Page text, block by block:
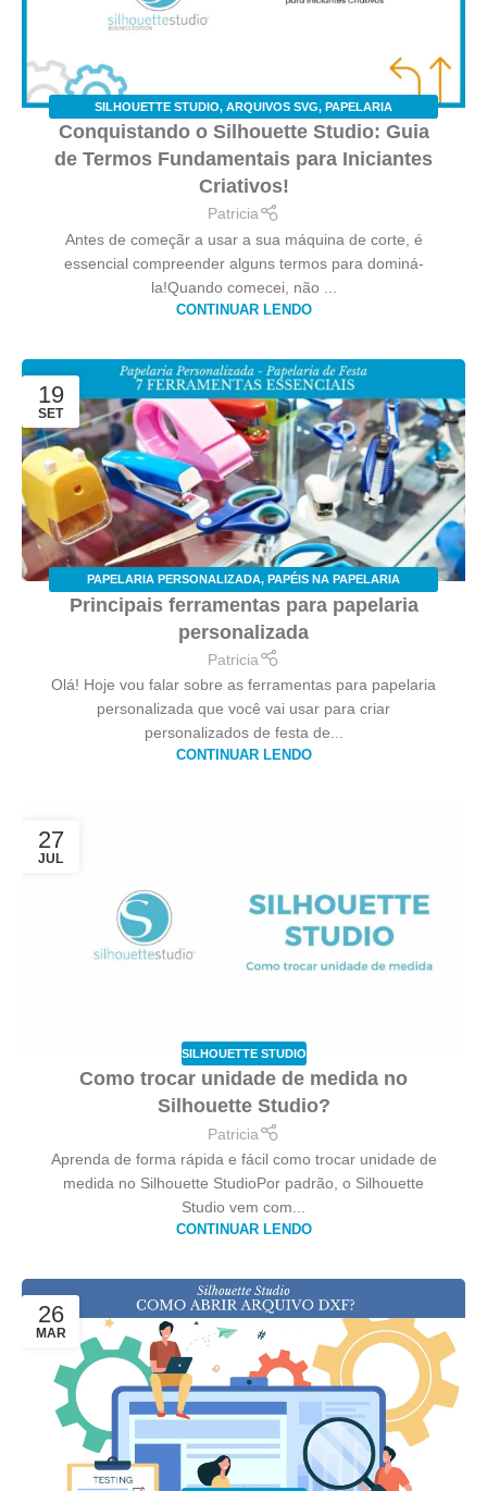
SILHOUETTE STUDIO, ARQUIVOS SVG, PAPELARIA
PERSONALIZADA
Conquistando o Silhouette Studio: Guia
de Termos Fundamentais para Iniciantes
Criativos!
Patricia
Antes de começãr a usar a sua máquina de corte, é
essencial compreender alguns termos para dominá-
la!Quando comecei, não ...
CONTINUAR LENDO
19
SET
PAPELARIA PERSONALIZADA, PAPÉIS NA PAPELARIA
PERSONALIZADA,SILHOUETTE STUDIO
Principais ferramentas para papelaria
personalizada
Patricia
Olá! Hoje vou falar sobre as ferramentas para papelaria
personalizada que você vai usar para criar
personalizados de festa de...
CONTINUAR LENDO
27
JUL
SILHOUETTE STUDIO
Como trocar unidade de medida no
Silhouette Studio?
Patricia
Aprenda de forma rápida e fácil como trocar unidade de
medida no Silhouette StudioPor padrão, o Silhouette
Studio vem com...
CONTINUAR LENDO
26
MAR